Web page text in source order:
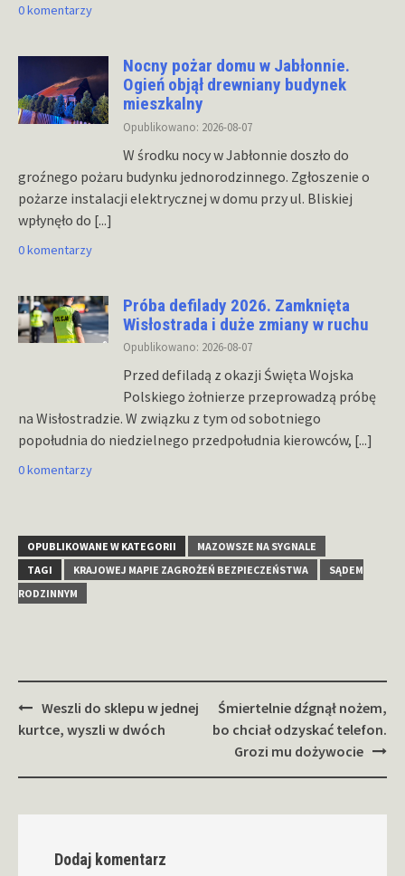
0 komentarzy
Nocny pożar domu w Jabłonnie.
Ogień objął drewniany budynek
mieszkalny
Opublikowano: 2026-08-07
W środku nocy w Jabłonnie doszło do
groźnego pożaru budynku jednorodzinnego. Zgłoszenie o
pożarze instalacji elektrycznej w domu przy ul. Bliskiej
wpłynęło do [...]
0 komentarzy
Próba defilady 2026. Zamknięta
Wisłostrada i duże zmiany w ruchu
Opublikowano: 2026-08-07
Przed defiladą z okazji Święta Wojska
Polskiego żołnierze przeprowadzą próbę
na Wisłostradzie. W związku z tym od sobotniego
popołudnia do niedzielnego przedpołudnia kierowców, [...]
0 komentarzy
OPUBLIKOWANE W KATEGORII
MAZOWSZE NA SYGNALE
TAGI
KRAJOWEJ MAPIE ZAGROŻEŃ BEZPIECZEŃSTWA
SĄDEM
RODZINNYM
Zobacz
wpisy
Weszli do sklepu w jednej
kurtce, wyszli w dwóch
Śmiertelnie dźgnął nożem,
bo chciał odzyskać telefon.
Grozi mu dożywocie
Dodaj komentarz